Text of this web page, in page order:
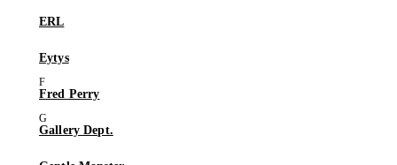
ERL
Eytys
Fred Perry
Gallery Dept.